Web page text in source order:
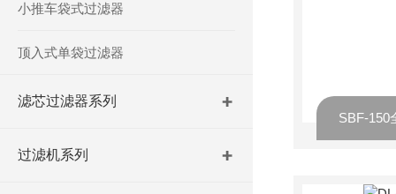
小推车袋式过滤器
顶入式单袋过滤器
滤芯过滤器系列
过滤机系列